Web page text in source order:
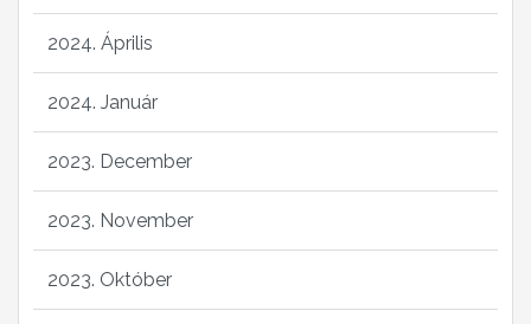
2024. Április
2024. Január
2023. December
2023. November
2023. Október